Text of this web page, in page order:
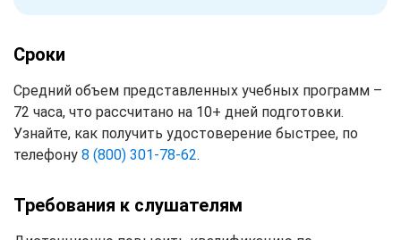
Сроки
Средний объем представленных учебных программ –
72 часа, что рассчитано на 10+ дней подготовки.
Узнайте, как получить удостоверение быстрее, по
телефону 8 (800) 301-78-62.
Требования к слушателям